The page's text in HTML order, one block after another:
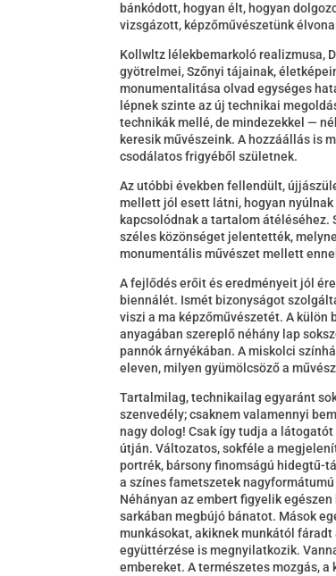
bánkódott, hogyan élt, hogyan
vizsgázott, képzőművészetünk
Kollwltz lélekbemarkoló realizmusa,
gyötrelmei, Szőnyi tájainak,
monumentalitása olvad egységes
lépnek szinte az új technikai
technikák mellé, de mindezekkel —
keresik művészeink. A hozzáállás is
csodálatos frigyéből születnek.
Az utóbbi években fellendült,
mellett jól esett látni, hogyan
kapcsolódnak a tartalom átéléséhez.
széles közönséget jelentették,
monumentális művészet mellett
A fejlődés erőit és eredményeit jól
biennálét. Ismét bizonyságot
viszi a ma képzőművészetét. A
anyagában szereplő néhány lap
pannók árnyékában. A miskolci
eleven, milyen gyümölcsöző a
Tartalmilag, technikailag egyaránt
szenvedély; csaknem valamennyi
nagy dolog! Csak így tudja a
útján. Változatos, sokféle a
portrék, bársony finomságú hidegtű-
a színes fametszetek
Néhányan az embert figyelik
sarkában megbújó bánatot. Mások
munkásokat, akiknek munkától
együttérzése is megnyilatkozik.
embereket. A természetes mozgás,